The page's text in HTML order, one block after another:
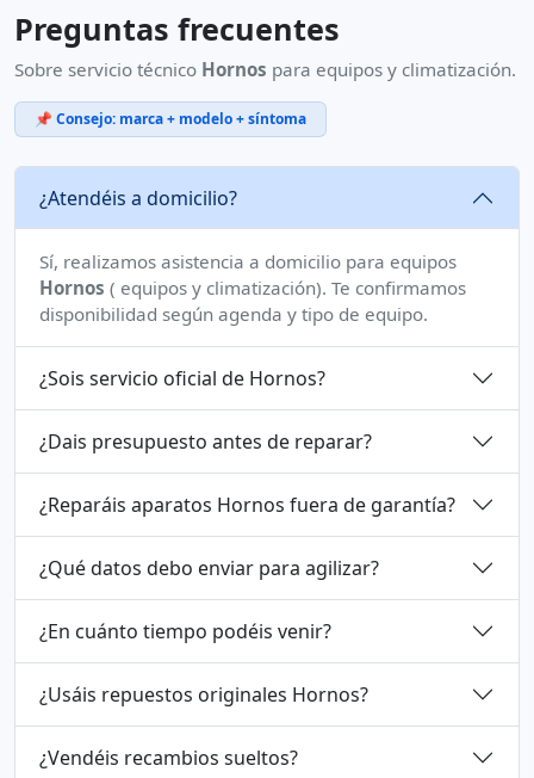
Preguntas frecuentes
Sobre servicio técnico Hornos para equipos y climatización.
📌 Consejo: marca + modelo + síntoma
¿Atendéis a domicilio?
Sí, realizamos asistencia a domicilio para equipos
Hornos ( equipos y climatización). Te confirmamos
disponibilidad según agenda y tipo de equipo.
¿Sois servicio oficial de Hornos?
¿Dais presupuesto antes de reparar?
¿Reparáis aparatos Hornos fuera de garantía?
¿Qué datos debo enviar para agilizar?
¿En cuánto tiempo podéis venir?
¿Usáis repuestos originales Hornos?
¿Vendéis recambios sueltos?